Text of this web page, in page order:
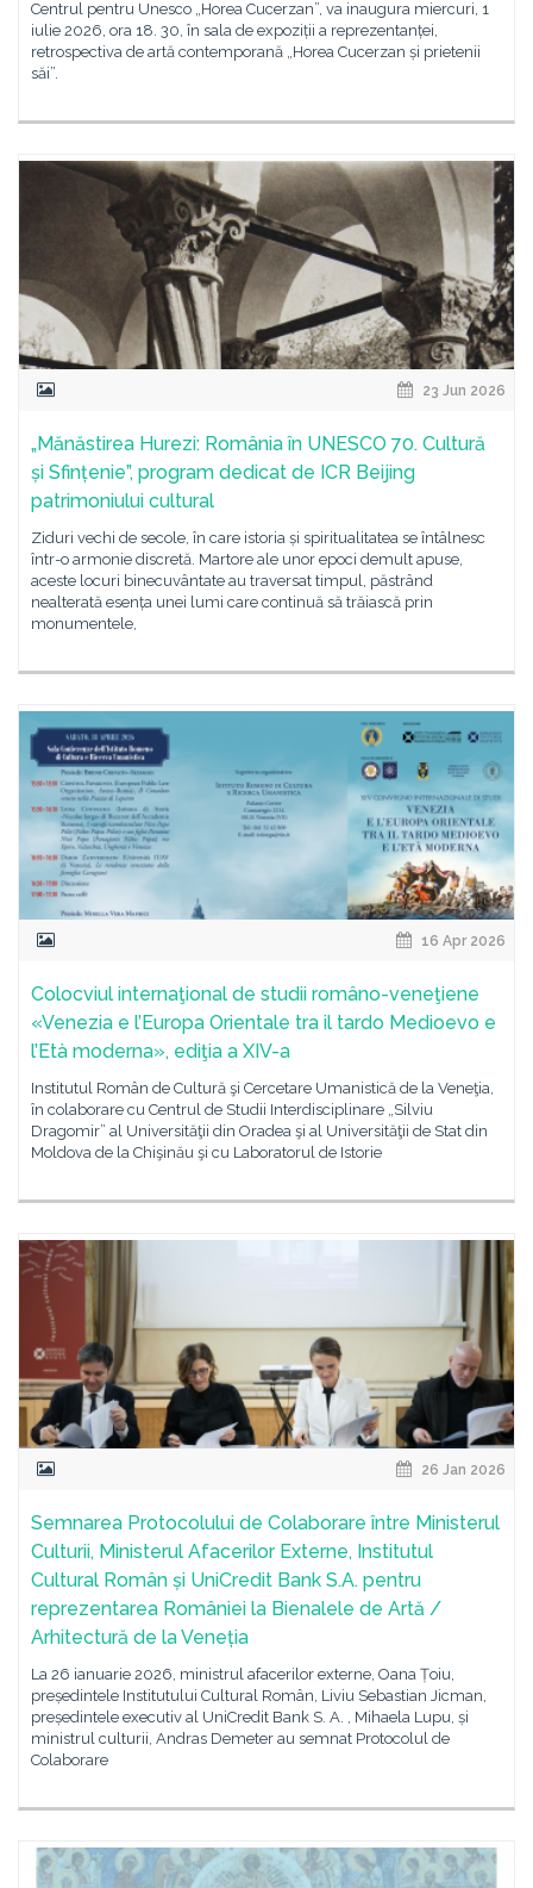
Centrul pentru Unesco „Horea Cucerzan”, va inaugura miercuri, 1
iulie 2026, ora 18. 30, în sala de expoziții a reprezentanței,
retrospectiva de artă contemporană „Horea Cucerzan și prietenii
săi”.
23 Jun 2026
„Mănăstirea Hurezi: România în UNESCO 70. Cultură
și Sfințenie”, program dedicat de ICR Beijing
patrimoniului cultural
Ziduri vechi de secole, în care istoria și spiritualitatea se întâlnesc
într-o armonie discretă. Martore ale unor epoci demult apuse,
aceste locuri binecuvântate au traversat timpul, păstrând
nealterată esența unei lumi care continuă să trăiască prin
monumentele,
16 Apr 2026
Colocviul internaţional de studii româno-veneţiene
«Venezia e l’Europa Orientale tra il tardo Medioevo e
l’Età moderna», ediţia a XIV-a
Institutul Român de Cultură şi Cercetare Umanistică de la Veneţia,
în colaborare cu Centrul de Studii Interdisciplinare „Silviu
Dragomir” al Universităţii din Oradea şi al Universităţii de Stat din
Moldova de la Chişinău şi cu Laboratorul de Istorie
26 Jan 2026
Semnarea Protocolului de Colaborare între Ministerul
Culturii, Ministerul Afacerilor Externe, Institutul
Cultural Român și UniCredit Bank S.A. pentru
reprezentarea României la Bienalele de Artă /
Arhitectură de la Veneția
La 26 ianuarie 2026, ministrul afacerilor externe, Oana Țoiu,
președintele Institutului Cultural Român, Liviu Sebastian Jicman,
președintele executiv al UniCredit Bank S. A. , Mihaela Lupu, și
ministrul culturii, Andras Demeter au semnat Protocolul de
Colaborare